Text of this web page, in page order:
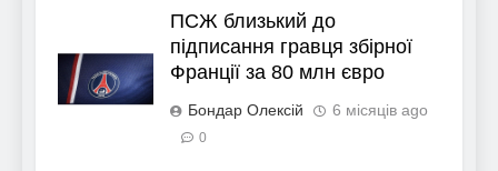
ПСЖ близький до
підписання гравця збірної
Франції за 80 млн євро
Бондар Олексій 6 місяців ago
0